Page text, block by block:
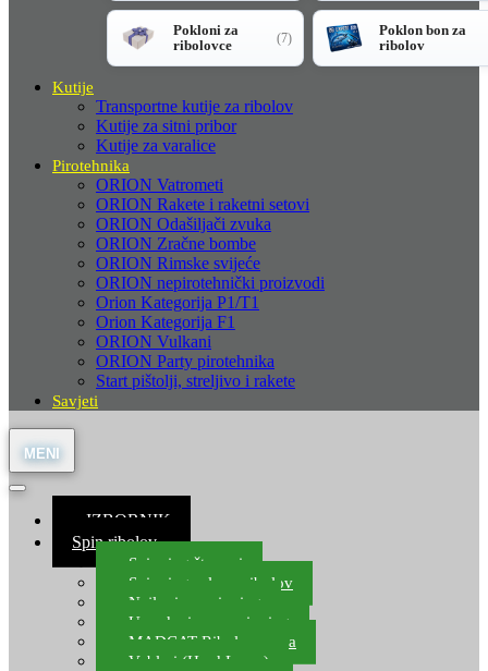
Pokloni za
ribolovce
(7)
Poklon bon za
ribolov
Kutije
Transportne kutije za ribolov
Kutije za sitni pribor
Kutije za varalice
Pirotehnika
ORION Vatrometi
ORION Rakete i raketni setovi
ORION Odašiljači zvuka
ORION Zračne bombe
ORION Rimske svijeće
ORION nepirotehnički proizvodi
Orion Kategorija P1/T1
Orion Kategorija F1
ORION Vulkani
ORION Party pirotehnika
Start pištolji, streljivo i rakete
Savjeti
≡ IZBORNIK
Spin ribolov
Spinning štapovi
Spinning role za ribolov
Najloni za spinning
Upredenice za spinning
MADCAT Ribolov soma
Vobleri (Hard Lures)